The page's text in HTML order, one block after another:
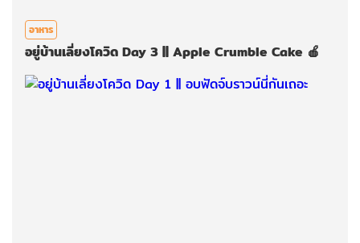
อาหาร
อยู่บ้านเลี่ยงโควิด Day 3 || Apple Crumble Cake 🍎